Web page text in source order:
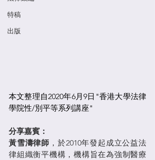
特稿
出版
本文整理自2020年6月9日"香港大學法律
學院性/別平等系列講座"
分享嘉賓：
黃雪濤律師 ，於2010年發起成立公益法
律組織衡平機構，機構旨在為強制醫療